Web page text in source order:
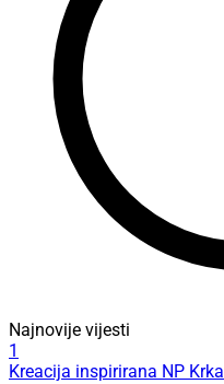
Najnovije vijesti
1
Kreacija inspirirana NP Krka